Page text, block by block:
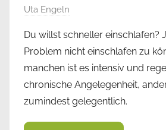
Uta Engeln
Du willst schneller einschlafen?
Problem nicht einschlafen zu
manchen ist es intensiv und
chronische Angelegenheit,
zumindest gelegentlich.